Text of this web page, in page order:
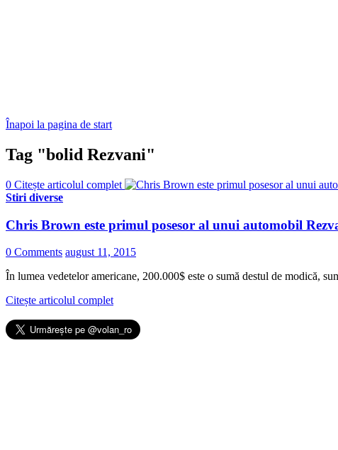
Înapoi la pagina de start
Tag "bolid Rezvani"
0 Citește articolul complet
Stiri diverse
Chris Brown este primul posesor al unui automobil
0 Comments august 11, 2015
În lumea vedetelor americane, 200.000$ este o sumă destul de modică,
Citește articolul complet